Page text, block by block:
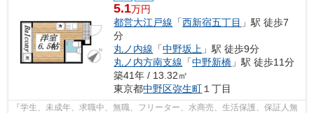
5.1万円
都営大江戸線 「西新宿五丁目 」駅 徒歩7
分
丸ノ内線 「中野坂上 」駅 徒歩9分
丸ノ内方南支線 「中野新橋 」駅 徒歩11分
築41年 / 13.32㎡
東京都中野区弥生町 １丁目
『学生、未成年、求職中、無職、フリーター、水商売、生活保護、保証人無